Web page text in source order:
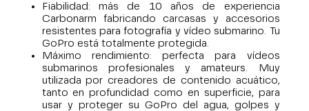
Fiabilidad: más de 10 años de experiencia
Carbonarm fabricando carcasas y accesorios
resistentes para fotografía y vídeo submarino. Tu
GoPro está totalmente protegida.
Máximo rendimiento: perfecta para vídeos
submarinos profesionales y amateurs. Muy
utilizada por creadores de contenido acuático,
tanto en profundidad como en superficie, para
usar y proteger su GoPro del agua, golpes y